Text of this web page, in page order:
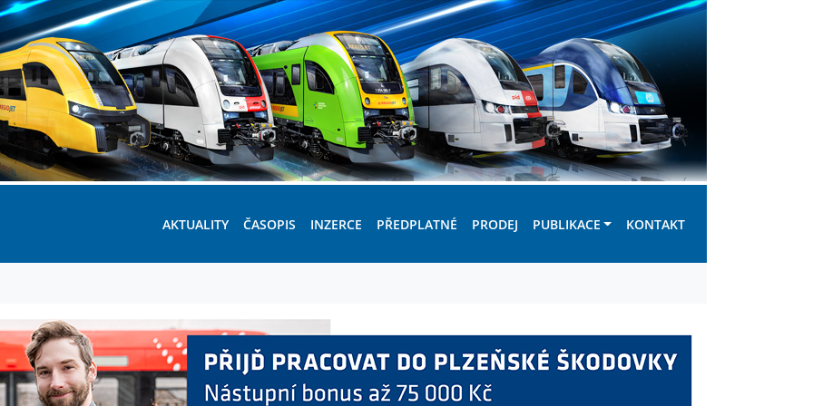
AKTUALITY ČASOPIS INZERCE PŘEDPLATNÉ PRODEJ PUBLIKACE KONTAKT